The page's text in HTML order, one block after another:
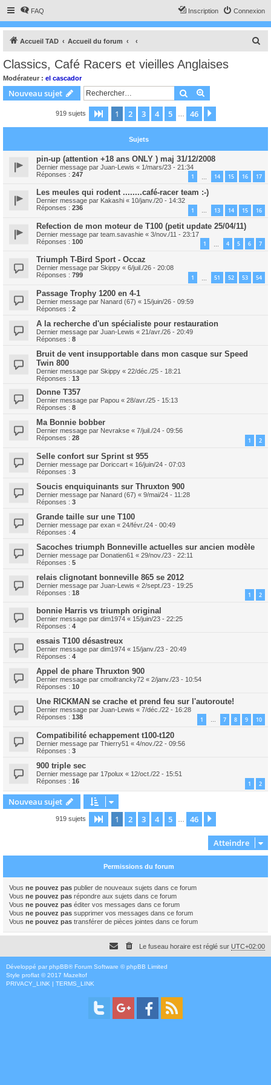
FAQ Connexion
Inscription
Accueil TAD Accueil du forum
c
r
Classics, Café Racers et vieilles Anglaises
Modérateur : el cascador
Nouveau sujet Rechercher
919 sujets Page 1sur46
1 2 3 4 5 46
Sujets
pin-up (attention +18 ans ONLY ) maj 31/12/2008
Dernier message par Juan-Lewis « 1/mars/23 - 21:34
Réponses : 247 1 14 15 16 17
Les meules qui rodent ........café-racer team :-)
Dernier message par Kakashi « 10/janv./20 - 14:32
Réponses : 236 1 … 13 14 15 16
Refection de mon moteur de T100 (petit update 25/04/11)
Dernier message par team.savashie « 3/nov./11 - 23:17
Réponses : 100 1 4 5 6 7
Triumph T-Bird Sport - Occaz
Dernier message par Skippy « 6/juil./26 - 20:08
Réponses : 799 1 51 52 53 54
Passage Trophy 1200 en 4-1
Dernier message par Nanard (67) « 15/juin/26 - 09:59
Réponses : 2
A la recherche d'un spécialiste pour restauration
Dernier message par Juan-Lewis « 21/avr./26 - 20:49
Réponses : 8
Bruit de vent insupportable dans mon casque sur Speed
Twin 800
Dernier message par Skippy « 22/déc./25 - 18:21
Réponses : 13
Donne T357
Dernier message par Papou « 28/avr./25 - 15:13
Réponses : 8
Ma Bonnie bobber
Dernier message par Nevrakse « 7/juil./24 - 09:56
Réponses : 28 1 2
Selle confort sur Sprint st 955
Dernier message par Doriccart « 16/juin/24 - 07:03
Réponses : 3
Soucis enquiquinants sur Thruxton 900
Dernier message par Nanard (67) « 9/mai/24 - 11:28
Réponses : 3
Grande taille sur une T100
Dernier message par exan « 24/févr./24 - 00:49
Réponses : 4
Sacoches triumph Bonneville actuelles sur ancien modèle
Dernier message par Donatien61 « 29/nov./23 - 22:11
Réponses : 5
relais clignotant bonneville 865 se 2012
Dernier message par Juan-Lewis « 2/sept./23 - 19:25
Réponses : 18 1 2
bonnie Harris vs triumph original
Dernier message par dim1974 « 15/juin/23 - 22:25
Réponses : 4
essais T100 désastreux
Dernier message par dim1974 « 15/janv./23 - 20:49
Réponses : 4
Appel de phare Thruxton 900
Dernier message par cmoifrancky72 « 2/janv./23 - 10:54
Réponses : 10
Une RICKMAN se crache et prend feu sur l'autoroute!
Dernier message par Juan-Lewis « 7/déc./22 - 16:28
Réponses : 138 1 … 7 8 9 10
Compatibilité echappement t100-t120
Dernier message par Thierry51 « 4/nov./22 - 09:56
Réponses : 3
900 triple sec
Dernier message par 17polux « 12/oct./22 - 15:51
Réponses : 16 1 2
Nouveau sujet
919 sujets Page 1sur46
1 2 3 4 5 46
Atteindre
Permissions du forum
Vous ne pouvez pas publier de nouveaux sujets dans ce forum
Vous ne pouvez pas répondre aux sujets dans ce forum
Vous ne pouvez pas éditer vos messages dans ce forum
Vous ne pouvez pas supprimer vos messages dans ce forum
Vous ne pouvez pas transférer de pièces jointes dans ce forum
Le fuseau horaire est réglé sur UTC+02:00
Développé par phpBB® Forum Software © phpBB Limited
Style proflat © 2017 Mazeltof
PRIVACY_LINK | TERMS_LINK